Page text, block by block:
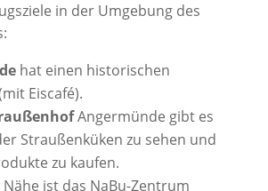
in der Umgebung des
hat einen historischen
Eiscafé).
Angermünde gibt es
Straußenküken zu sehen und
zu kaufen.
Nähe ist das NaBu-Zentrum